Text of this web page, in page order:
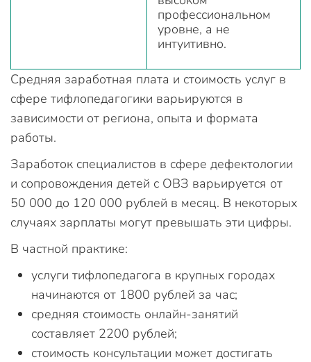
профессиональном
уровне, а не
интуитивно.
Средняя заработная плата и стоимость услуг в
сфере тифлопедагогики варьируются в
зависимости от региона, опыта и формата
работы.
Заработок специалистов в сфере дефектологии
и сопровождения детей с ОВЗ варьируется от
50 000 до 120 000 рублей в месяц. В некоторых
случаях зарплаты могут превышать эти цифры.
В частной практике:
услуги тифлопедагога в крупных городах
начинаются от 1800 рублей за час;
средняя стоимость онлайн-занятий
составляет 2200 рублей;
стоимость консультации может достигать